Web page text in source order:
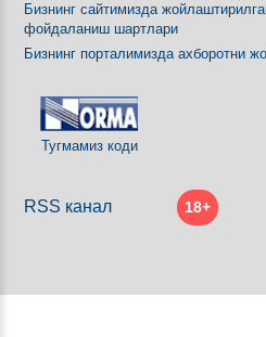
Бизнинг сайтимизда
фойдаланиш шартлари
Бизнинг порталимизда ахборотни
Тугмамиз коди
RSS канал 18+